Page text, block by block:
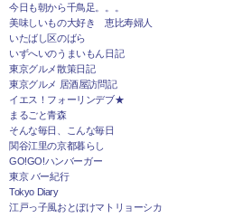
今日も朝から千鳥足。。。
美味しいもの大好き 恵比寿婦人
いたばし区のばら
いずへいのうまいもん日記
東京グルメ散策日記
東京グルメ 居酒屋訪問記
イエス！フォーリンデブ★
まるごと青森
そんな毎日、こんな毎日
関谷江里の京都暮らし
GO!GO!ハンバーガー
東京 バー紀行
Tokyo Diary
江戸っ子風おとぼけマトリョーシカ